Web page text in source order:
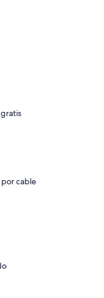
por cable